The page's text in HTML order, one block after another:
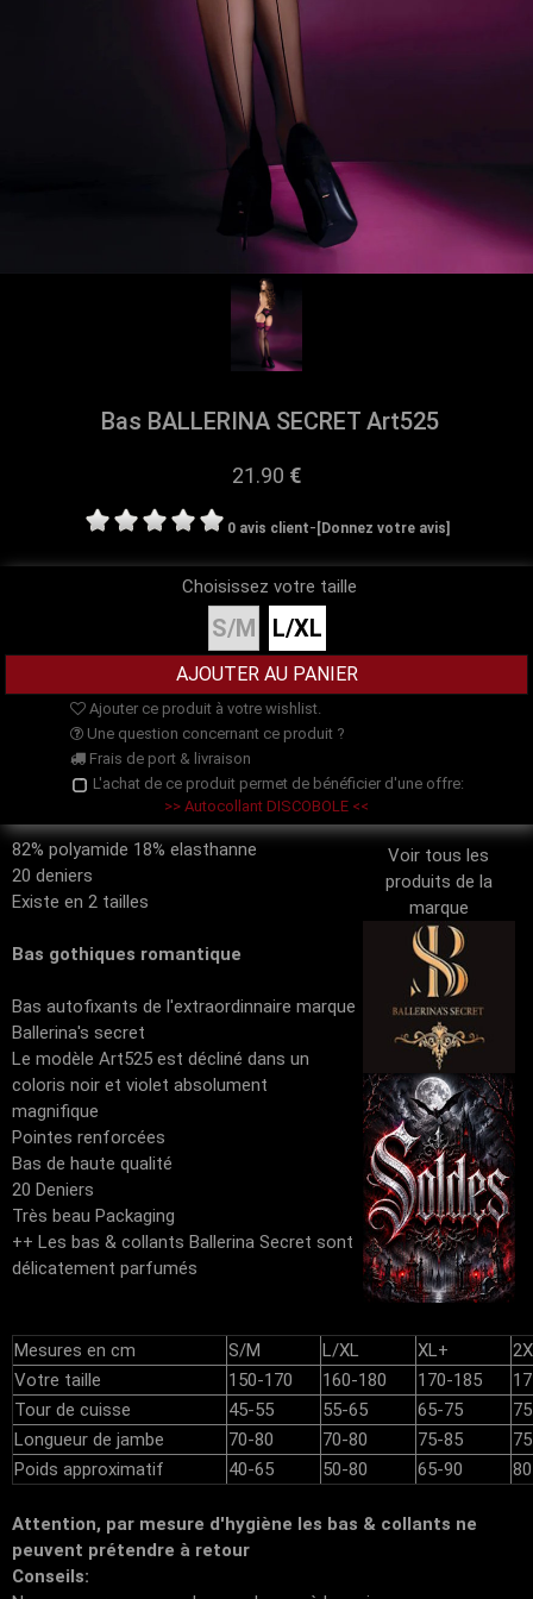
Bas BALLERINA SECRET Art525
21.90 €
0 avis client- [Donnez votre avis]
Choisissez votre taille
S/M L/XL
Ajouter ce produit à votre wishlist.
Une question concernant ce produit ?
Frais de port & livraison
L'achat de ce produit permet de bénéficier d'une offre:
>> Autocollant DISCOBOLE <<
Voir tous les
produits de la
marque
82% polyamide 18% elasthanne
20 deniers
Existe en 2 tailles
Bas gothiques romantique
Bas autofixants de l'extraordinnaire marque
Ballerina's secret
Le modèle Art525 est décliné dans un
coloris noir et violet absolument
magnifique
Pointes renforcées
Bas de haute qualité
20 Deniers
Très beau Packaging
++ Les bas & collants Ballerina Secret sont
délicatement parfumés
Mesures en cm S/M L/XL XL+
Votre taille
150-170 160-180 170-185
Tour de cuisse
45-55 55-65 65-75
Longueur de jambe
70-80 70-80 75-85
Poids approximatif
40-65 50-80 65-90
Attention, par mesure d'hygiène les bas & collants ne
peuvent prétendre à retour
Conseils: